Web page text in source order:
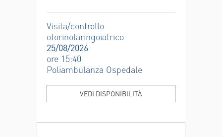
Visita/controllo
otorinolaringoiatrico
25/08/2026
ore 15:40
Poliambulanza Ospedale
VEDI DISPONIBILITÀ